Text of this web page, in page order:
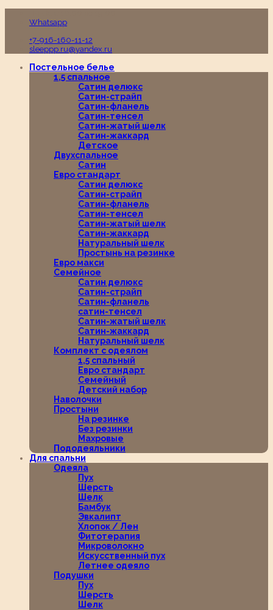
Whatsapp
+7-916-160-11-12
sleeppp.ru@yandex.ru
Постельное белье
1,5 спальное
Сатин делюкс
Сатин-страйп
Сатин-фланель
Сатин-тенсел
Сатин-жатый шелк
Сатин-жаккард
Детское
Двухспальное
Сатин
Евро стандарт
Сатин делюкс
Сатин-страйп
Сатин-фланель
Сатин-тенсел
Сатин-жатый шелк
Сатин-жаккард
Натуральный шелк
Простынь на резинке
Евро макси
Семейное
Сатин делюкс
Сатин-страйп
Сатин-фланель
сатин-тенсел
Сатин-жатый шелк
Сатин-жаккард
Натуральный шелк
Комплект с одеялом
1,5 спальный
Евро стандарт
Семейный
Детский набор
Наволочки
Простыни
На резинке
Без резинки
Махровые
Пододеяльники
Для спальни
Одеяла
Пух
Шерсть
Шелк
Бамбук
Эвкалипт
Хлопок / Лен
Фитотерапия
Микроволокно
Искусственный пух
Летнее одеяло
Подушки
Пух
Шерсть
Шелк